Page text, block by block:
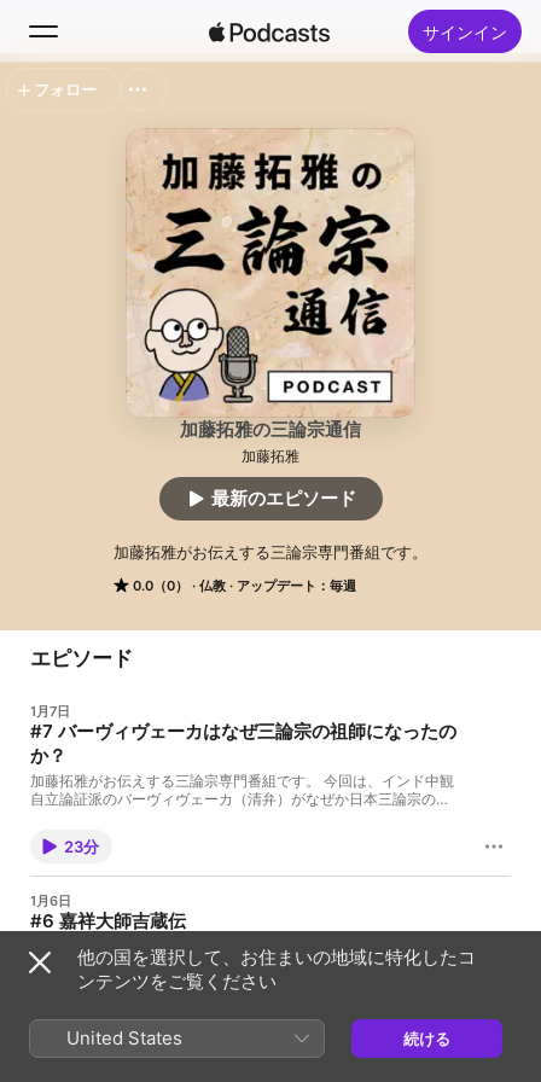
サインイン
新着おすすめ
トップランキング
加藤拓雅の三論宗通信
加藤拓雅
0.0（0） 仏教 アップデート：毎週
加藤拓雅がお伝えする三論宗専門番組です。
最新のエピソード
フォロー
エピソード
1月7日
#7 バーヴィヴェーカはなぜ三論宗の祖師になったの
か？
加藤拓雅がお伝えする三論宗専門番組です。 今回は、インド中観
自立論証派のバーヴィヴェーカ（清弁）がなぜか日本三論宗の祖
で、龍樹(Nāgārjuna 150-250頃）を祖とする中観派の流れをくむ
宗派（学派）です。 『中論』『十二門論』『百論』の三論を所依
とするので三論宗と言われます。 #三論宗 #仏教学
23分
1月6日
#6 嘉祥大師吉蔵伝
加藤拓雅がお伝えする三論宗専門番組です。 今回は、三論宗の大
成者、嘉祥大師吉蔵について語ります。 ・三論宗とは？ 南都六宗
の一つで、龍樹(Nāgārjuna 150-250頃）を祖とする中観派の流れ
を所依とするので三論宗と言われます。 #三論宗 #仏教学
19分
他の国を選択して、お住まいの地域に特化したコ
ンテンツをご覧ください
United States 続ける